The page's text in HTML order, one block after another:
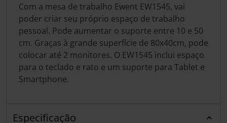
Com a mesa de trabalho Ewent EW1545, vai
poder criar seu próprio espaço de trabalho
pessoal. Pode aumentar o suporte entre 10 e 50
cm. Graças à grande superfície de 80x40cm, pode
colocar até 2 monitores. O EW1545 inclui espaço
para o teclado e rato e um suporte para Tablet e
Smartphone.
Especificação